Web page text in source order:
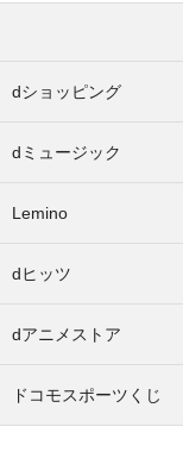
dショッピング
dミュージック
Lemino
dヒッツ
dアニメストア
ドコモスポーツくじ